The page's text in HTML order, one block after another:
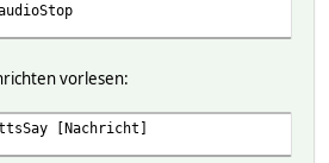
vorlesen:
[Nachricht]